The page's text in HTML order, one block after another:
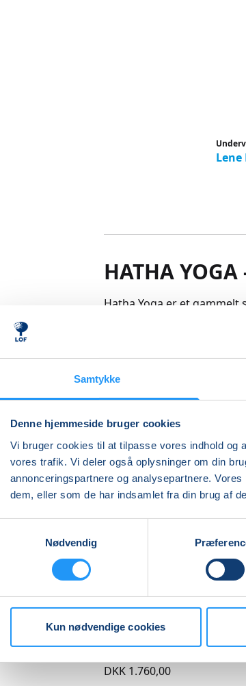
Samtykke
Denne hjemmeside bruger cookies
Vi bruger cookies til at tilpasse vores indhold og
vores trafik. Vi deler også oplysninger om din
annonceringspartnere og analysepartnere.
dem, eller som de har indsamlet fra din brug af
Nødvendig
Kun nødvendige cookies
HATHA YOGA
Hatha Yoga er et
dybereliggende
kropforståelse, hvorved
Det er mere processen,
aldre.
Læs mere
Priser
Hensyntagende
DKK 1.760,00